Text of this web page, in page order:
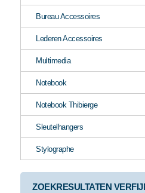
Bureau Accessoires
Lederen Accessoires
Multimedia
Notebook
Notebook Thibierge
Sleutelhangers
Stylographe
ZOEKRESULTATEN